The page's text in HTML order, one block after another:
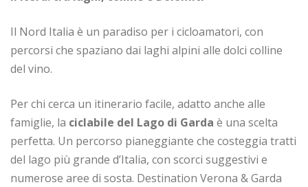
Il Nord Italia è un paradiso per i cicloamatori, con
percorsi che spaziano dai laghi alpini alle dolci colline
del vino.
Per chi cerca un itinerario facile, adatto anche alle
famiglie, la ciclabile del Lago di Garda è una scelta
perfetta. Un percorso pianeggiante che costeggia tratti
del lago più grande d’Italia, con scorci suggestivi e
numerose aree di sosta. Destination Verona & Garda